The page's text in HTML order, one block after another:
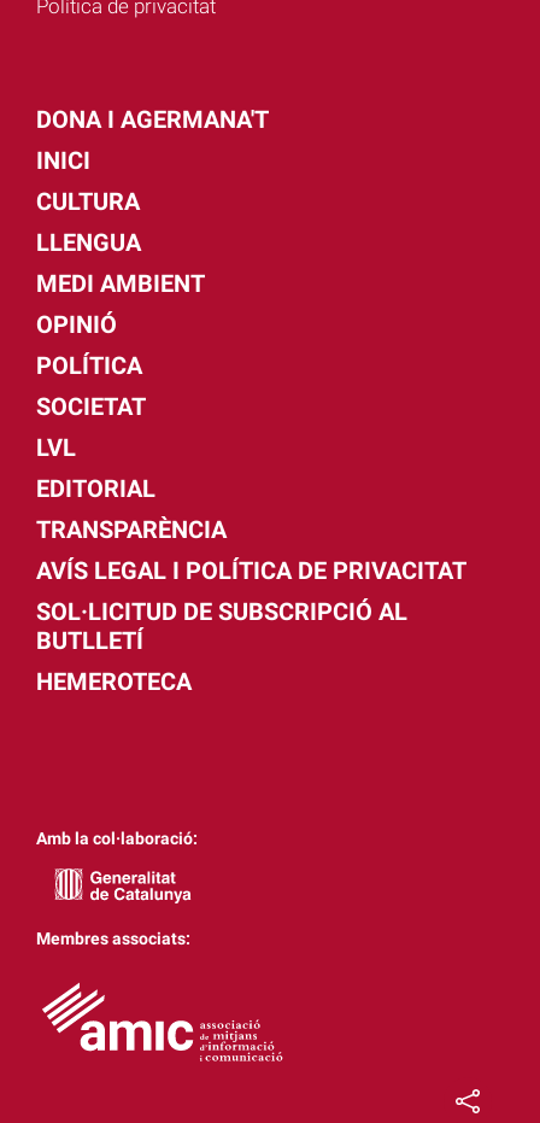
Política de privacitat
DONA I AGERMANA'T
INICI
CULTURA
LLENGUA
MEDI AMBIENT
OPINIÓ
POLÍTICA
SOCIETAT
LVL
EDITORIAL
TRANSPARÈNCIA
AVÍS LEGAL I POLÍTICA DE PRIVACITAT
SOL·LICITUD DE SUBSCRIPCIÓ AL
BUTLLETÍ
HEMEROTECA
Amb la col·laboració:
Membres associats: